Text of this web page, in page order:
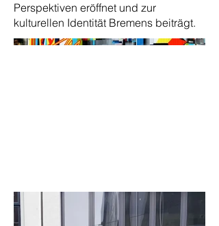
Perspektiven eröffnet und zur
kulturellen Identität Bremens beiträgt.